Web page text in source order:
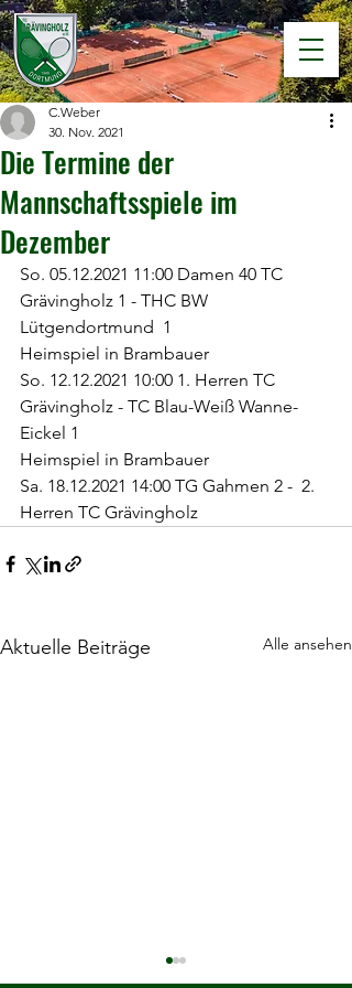
Die Termine der
Mannschaftsspiele im
Dezember
C.Weber
30. Nov. 2021
So. 05.12.2021 11:00 Damen 40 TC
Grävingholz 1 - THC BW
Lütgendortmund  1
Heimspiel in Brambauer
So. 12.12.2021 10:00 1. Herren TC
Grävingholz - TC Blau-Weiß Wanne-
Eickel 1
Heimspiel in Brambauer
Sa. 18.12.2021 14:00 TG Gahmen 2 -  2.
Herren TC Grävingholz
Aktuelle Beiträge Alle ansehen